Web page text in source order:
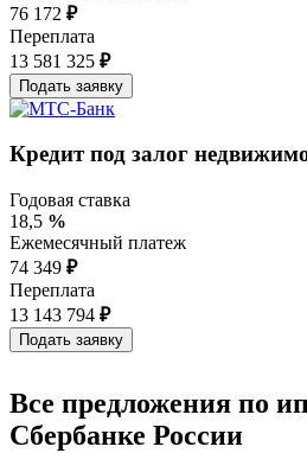
76 172 ₽
Переплата
13 581 325 ₽
Кредит под залог
Годовая ставка
18,5 %
Ежемесячный платеж
74 349 ₽
Переплата
13 143 794 ₽
Все предложения по
Сбербанке России